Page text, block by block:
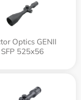
Optics GENII
SFP 525x56